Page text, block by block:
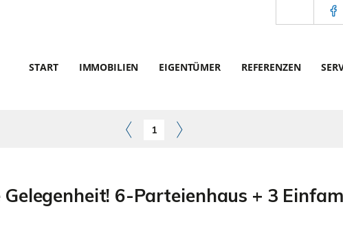
START IMMOBILIEN EIGENTÜMER REFERENZEN
1
Gelegenheit! 6-Parteienhaus + 3